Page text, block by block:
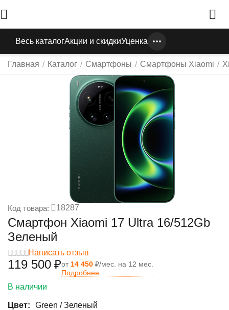
Весь каталогАкции и скидкиУценка
Главная / Каталог / Смартфоны / Смартфоны Xiaomi /
Код товара: 18287
Смартфон Xiaomi 17 Ultra 16/512Gb
Зеленый
Написать отзыв
119 500 ₽от 14 450 ₽/мес. на 12 мес.
Подробнее
В наличии
Цвет: Green / Зеленый